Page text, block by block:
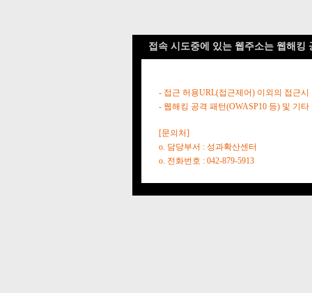
접속 시도중에 있는 웹주소는 웹해킹
- 접근 허용URL(접근제어) 이외의 접근시
- 웹해킹 공격 패턴(OWASP10 등) 및 기
[문의처]
o. 담당부서 : 성과확산센터
o. 전화번호 : 042-879-5913